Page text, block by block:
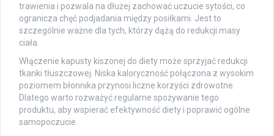
trawienia i pozwala na dłużej zachować uczucie sytości, co
ogranicza chęć podjadania między posiłkami. Jest to
szczególnie ważne dla tych, którzy dążą do redukcji masy
ciała.
Włączenie kapusty kiszonej do diety może sprzyjać redukcji
tkanki tłuszczowej. Niska kaloryczność połączona z wysokim
poziomem błonnika przynosi liczne korzyści zdrowotne.
Dlatego warto rozważyć regularne spożywanie tego
produktu, aby wspierać efektywność diety i poprawić ogólne
samopoczucie.